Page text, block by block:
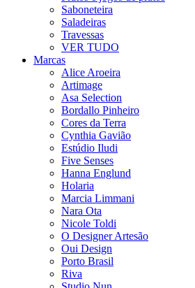
Saboneteira
Saladeiras
Travessas
VER TUDO
Marcas
Alice Aroeira
Artimage
Asa Selection
Bordallo Pinheiro
Cores da Terra
Cynthia Gavião
Estúdio Iludi
Five Senses
Hanna Englund
Holaria
Marcia Limmani
Nara Ota
Nicole Toldi
O Designer Artesão
Oui Design
Porto Brasil
Riva